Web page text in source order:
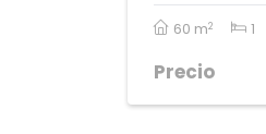
60 m2 1
Precio